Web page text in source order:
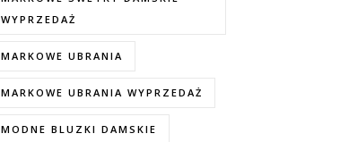
WYPRZEDAŻ
MARKOWE UBRANIA
MARKOWE UBRANIA WYPRZEDAŻ
MODNE BLUZKI DAMSKIE